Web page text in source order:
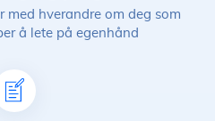
med hverandre om deg som
å lete på egenhånd